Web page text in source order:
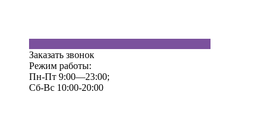
Заказать звонок
Режим работы:
Пн-Пт 9:00—23:00;
Сб-Вс 10:00-20:00